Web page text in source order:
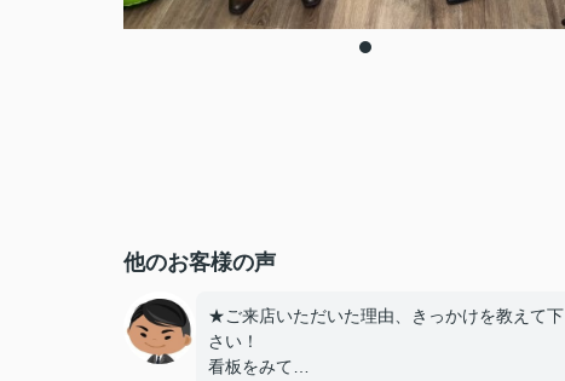
他のお客様の声
★ご来店いただいた理由、きっかけを教えて下
さい！
看板をみて